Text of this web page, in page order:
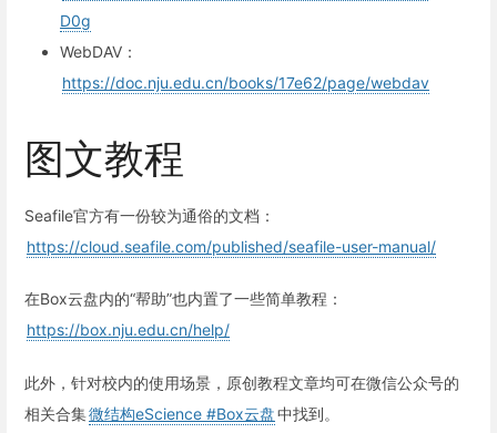
D0g
WebDAV：
https://doc.nju.edu.cn/books/17e62/page/webdav
图文教程
Seafile官方有一份较为通俗的文档：
https://cloud.seafile.com/published/seafile-user-manual/
在Box云盘内的“帮助”也内置了一些简单教程：
https://box.nju.edu.cn/help/
此外，针对校内的使用场景，原创教程文章均可在微信公众号的
相关合集微结构eScience #Box云盘中找到。